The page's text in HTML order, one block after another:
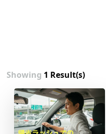
Showing 1 Result(s)